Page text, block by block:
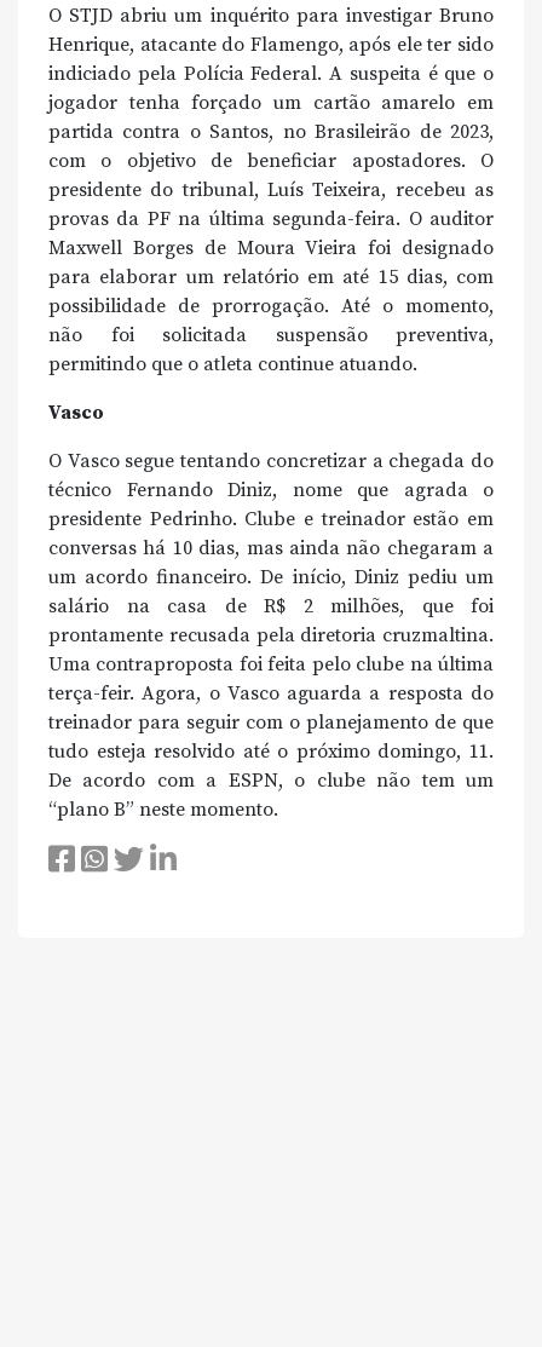
O STJD abriu um inquérito para investigar Bruno
Henrique, atacante do Flamengo, após ele ter sido
indiciado pela Polícia Federal. A suspeita é que o
jogador tenha forçado um cartão amarelo em
partida contra o Santos, no Brasileirão de 2023,
com o objetivo de beneficiar apostadores. O
presidente do tribunal, Luís Teixeira, recebeu as
provas da PF na última segunda-feira. O auditor
Maxwell Borges de Moura Vieira foi designado
para elaborar um relatório em até 15 dias, com
possibilidade de prorrogação. Até o momento,
não foi solicitada suspensão preventiva,
permitindo que o atleta continue atuando.
Vasco
O Vasco segue tentando concretizar a chegada do
técnico Fernando Diniz, nome que agrada o
presidente Pedrinho. Clube e treinador estão em
conversas há 10 dias, mas ainda não chegaram a
um acordo financeiro. De início, Diniz pediu um
salário na casa de R$ 2 milhões, que foi
prontamente recusada pela diretoria cruzmaltina.
Uma contraproposta foi feita pelo clube na última
terça-feir. Agora, o Vasco aguarda a resposta do
treinador para seguir com o planejamento de que
tudo esteja resolvido até o próximo domingo, 11.
De acordo com a ESPN, o clube não tem um
“plano B” neste momento.